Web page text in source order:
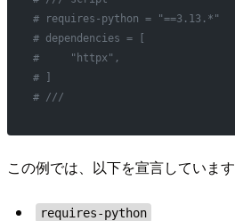
# requires-python = "==3.13.*"
# dependencies = [
#     "httpx",
# ]
# ///
この例では、以下を宣言しています
requires-python